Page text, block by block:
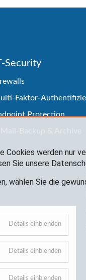
Security
Faktor-
Protection
Backup & Archive
werden nur
Sie unsere
wählen Sie die
Details einblenden
Details einblenden
Details einblenden